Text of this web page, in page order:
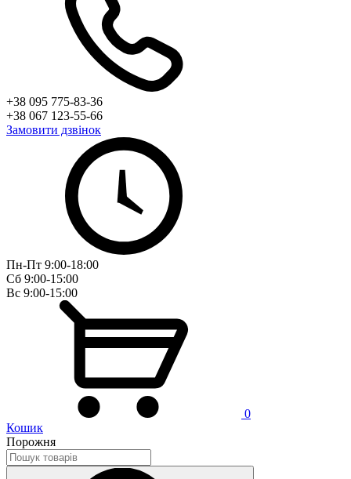
+38 095 775-83-36
+38 067 123-55-66
Замовити дзвінок
Пн-Пт 9:00-18:00
Сб 9:00-15:00
Вс 9:00-15:00
0
Кошик
Порожня